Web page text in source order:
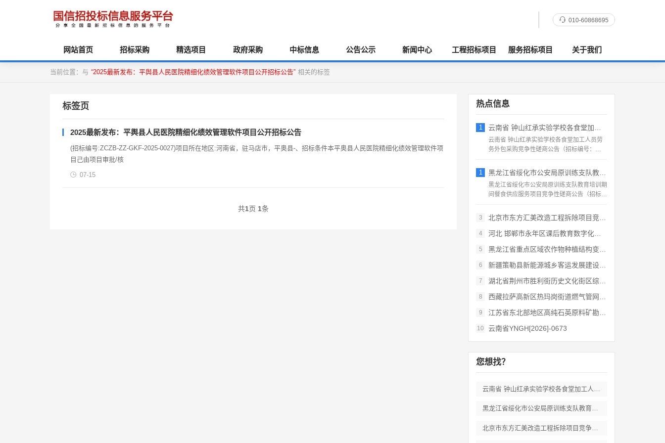
010-60868695
网站首页 招标采购 精选项目 政府采购 中标信息 公告公示 新闻中心 工程招标项目 服务招标项目 关于我们
当前位置：与 “2025最新发布：平舆县人民医院精细化绩效管理软件项目公开招标公告” 相关的标签
标签页
2025最新发布：平舆县人民医院精细化绩效管理软件项目公开招标公告
(招标编号:ZCZB-ZZ-GKF-2025-0027)项目所在地区:河南省，驻马店市，平奥县-、招标条件本平奥县人民医院精细化绩效管理软件项
目己由项目审批/核
07-15
共1页 1条
热点信息
1 云南省 钟山红承实验学校各食堂加工人员劳
云南省 钟山红承实验学校各食堂加工人员劳
务外包采购竞争性磋商公告（招标编号：
1 黑龙江省绥化市公安局原训练支队教育培训期
黑龙江省绥化市公安局原训练支队教育培训期
间餐食供应服务项目竞争性磋商公告（招标编
3
北京市东方汇美改造工程拆除项目竞争性磋商
4 河北 邯郸市永年区课后教育数字化管理平台
5 黑龙江省重点区域农作物种植结构变化遥感
6 新疆策勒县新能源城乡客运发展建设项目
7 湖北省荆州市胜利街历史文化街区综合开发和
8 西藏拉萨高新区热玛岗街道燃气管网全覆盖延
9 江苏省东北部地区高纯石英原料矿勘查岩心钻
10 云南省YNGH[2026]-0673
您想找？
云南省 钟山红承实验学校各食堂加工人员劳
黑龙江省绥化市公安局原训练支队教育培训期